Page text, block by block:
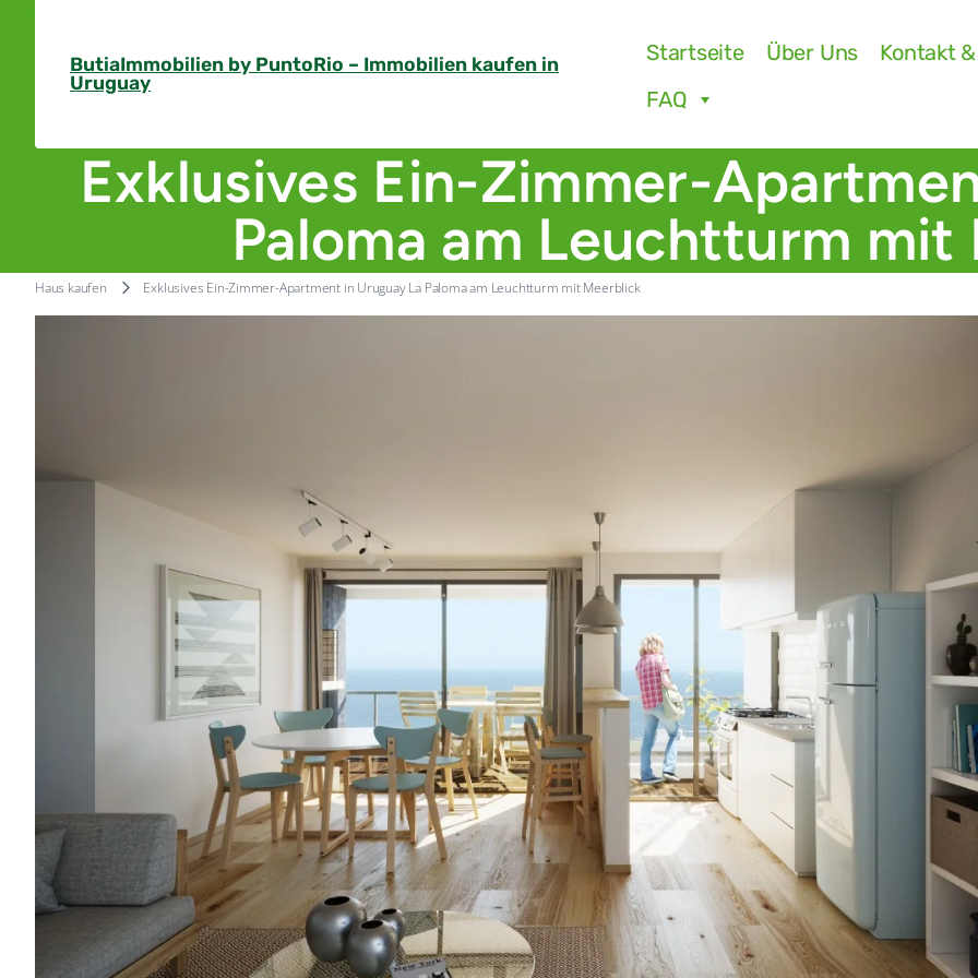
contentButiaImmobilien by PuntoRio – Immobilien kaufen in
Uruguay
Startseite Über Uns
Kontakt
FAQ
Exklusives Ein-Zimmer-
Paloma am Leuchtturm
Haus kaufen Exklusives Ein-Zimmer-Apartment in Uruguay La Paloma am Leuchtturm mit Meerblick